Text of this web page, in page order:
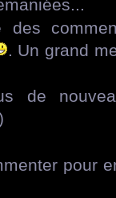
. Un grand
de
pour